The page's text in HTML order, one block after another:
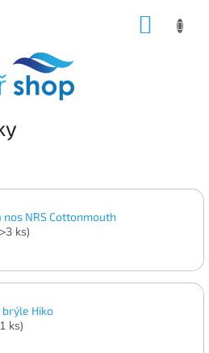
nos NRS Cottonmouth
ks)
Hiko
ks)